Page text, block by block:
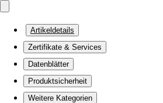
Artikeldetails
Zertifikate & Services
Datenblätter
Produktsicherheit
Weitere Kategorien